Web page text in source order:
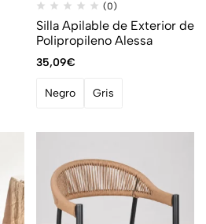
(0)
Silla Apilable de Exterior de
Polipropileno Alessa
35,09€
Negro Gris